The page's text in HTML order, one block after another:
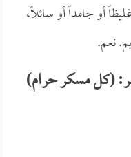
أو جامداً أو سائلاً،
نعم.
(كل مسكر حرام)